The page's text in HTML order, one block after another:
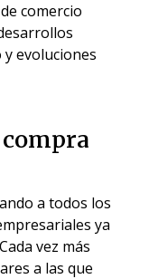
comercio
evoluciones
a todos los
ya
vez más
a las que